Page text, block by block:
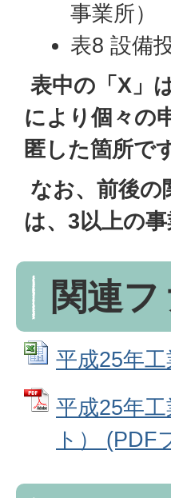
事業所）
表8 設備
表中の「X」
により個々の
匿した箇所で
なお、前後の
は、3以上の
関連
平成25年
平成25年
ト） (PDF